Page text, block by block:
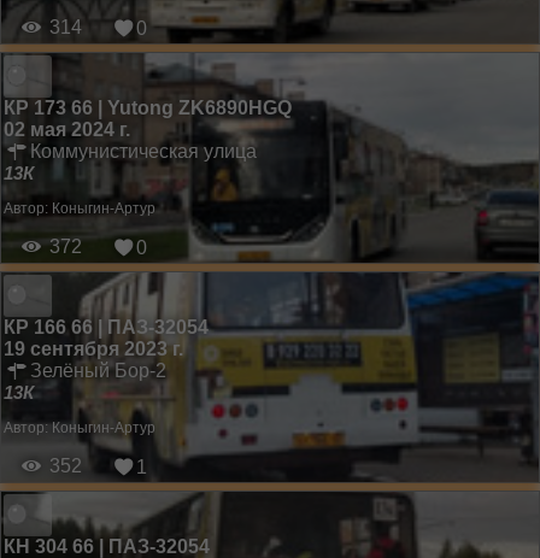
314 0
КР 173 66 | Yutong ZK6890HGQ
02 мая 2024 г.
Коммунистическая улица
13К
Автор: Коныгин-Артур
372 0
КР 166 66 | ПАЗ-32054
19 сентября 2023 г.
Зелёный Бор-2
13К
Автор: Коныгин-Артур
352 1
КН 304 66 | ПАЗ-32054